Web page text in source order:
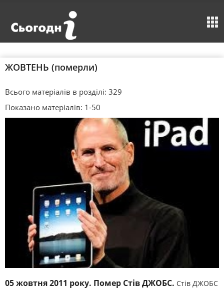
ЖОВТЕНЬ (померли)
Всього матеріалів в розділі: 329
Показано матеріалів: 1-50
05 жовтня 2011 року. Помер Стів ДЖОБС. Стів ДЖОБС